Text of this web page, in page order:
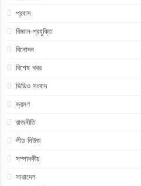
প্রবাস
বিজ্ঞান-প্রযুক্তি
বিনোদন
বিশেষ খবর
ভিডিও সংবাদ
ভ্রমণ
রাজনীতি
লীড নিউজ
সম্পাদকীয়
সারাদেশ